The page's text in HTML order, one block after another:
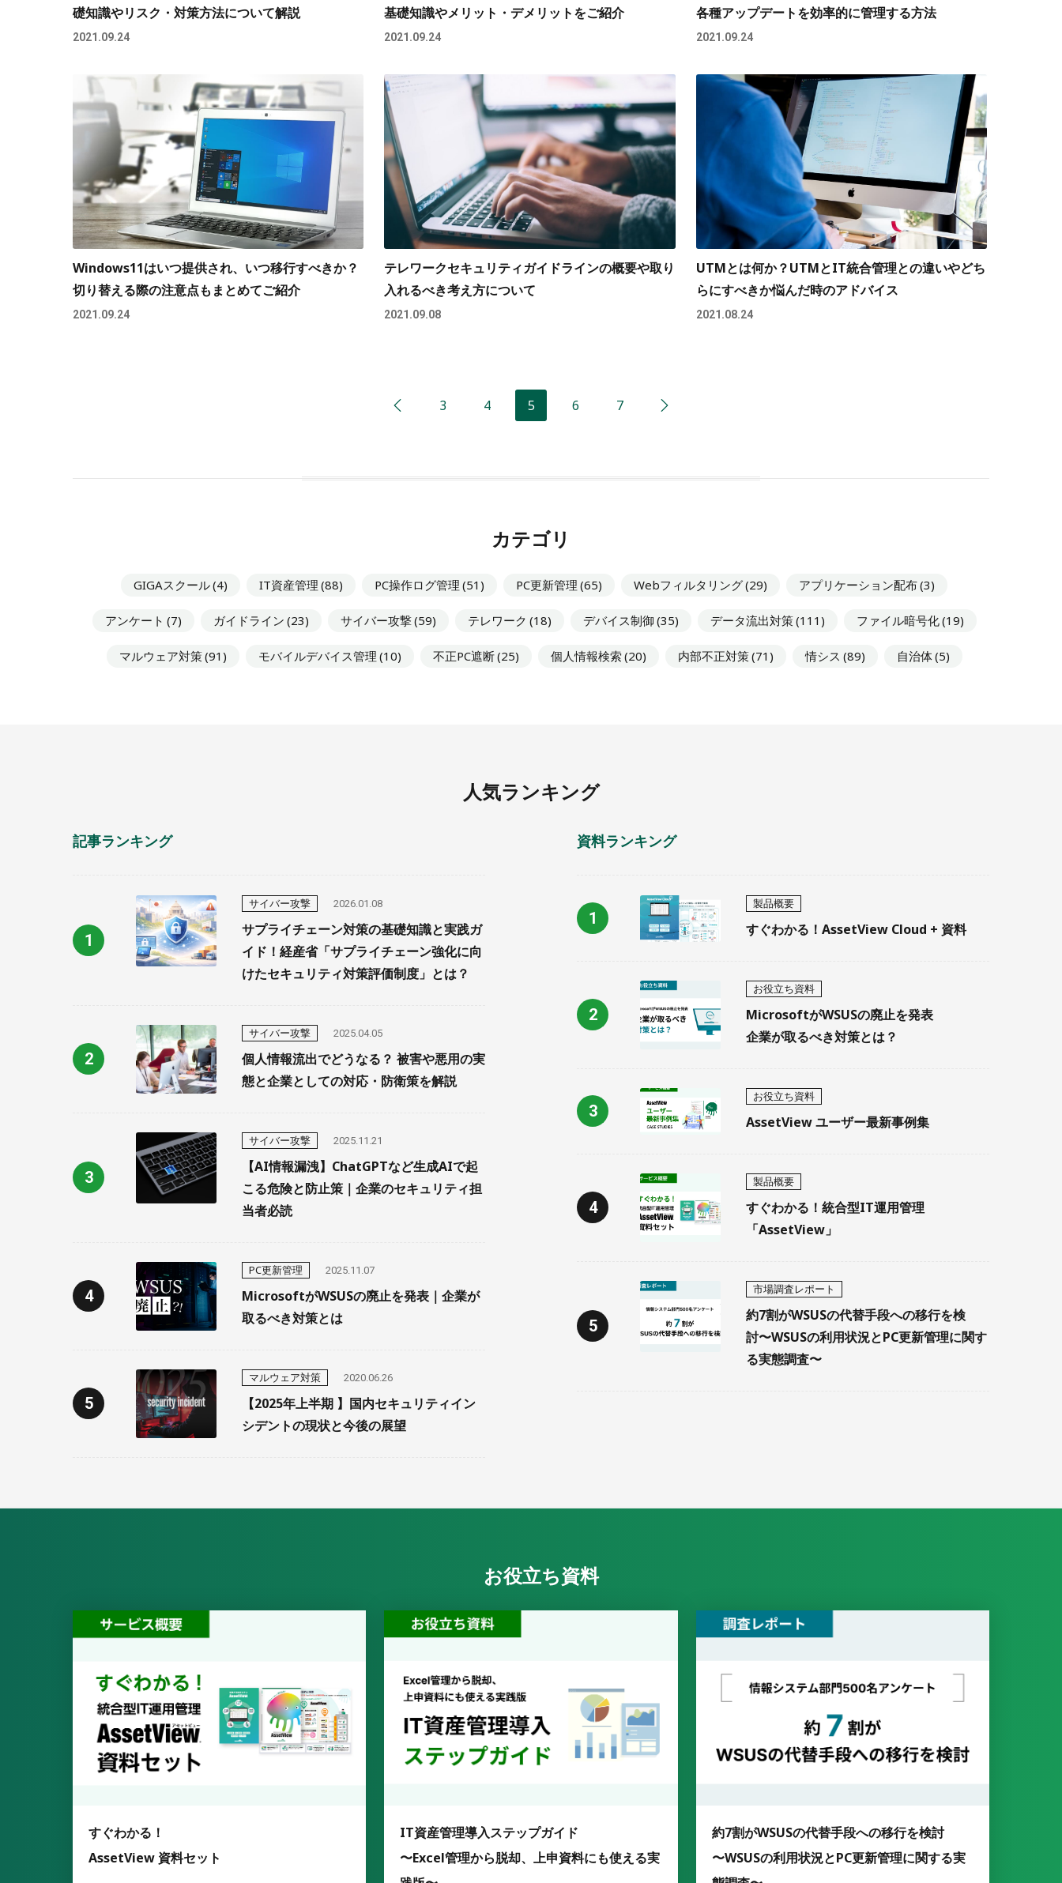
礎知識やリスク・対策方法について解説
2021.09.24
基礎知識やメリット・デメリットをご紹介
2021.09.24
各種アップデートを効率的に管理する方法
2021.09.24
Windows11はいつ提供され、いつ移行すべきか？
切り替える際の注意点もまとめてご紹介
2021.09.24
テレワークセキュリティガイドラインの概要や取り
入れるべき考え方について
2021.09.08
UTMとは何か？UTMとIT統合管理との違いやどち
らにすべきか悩んだ時のアドバイス
2021.08.24
3 4 5 6 7
カテゴリ
GIGAスクール(4) IT資産管理 (88) PC操作ログ管理 (51) PC更新管理 (65) Webフィルタリング(29) アプリケーション配布(3)
アンケート (7) ガイドライン (23) サイバー攻撃(59) テレワーク (18) デバイス制御 (35) データ流出対策(111) ファイル暗号化(19)
マルウェア対策(91) モバイルデバイス管理 (10) 不正PC遮断(25) 個人情報検索(20) 内部不正対策(71) 情シス (89) 自治体(5)
人気ランキング
記事ランキング
サイバー攻撃 2026.01.08
サプライチェーン対策の基礎知識と実践ガ
イド！経産省「サプライチェーン強化に向
けたセキュリティ対策評価制度」とは？
サイバー攻撃 2025.04.05
個人情報流出でどうなる？ 被害や悪用の実
態と企業としての対応・防衛策を解説
サイバー攻撃 2025.11.21
【AI情報漏洩】ChatGPTなど生成AIで起
こる危険と防止策｜企業のセキュリティ担
当者必読
PC更新管理 2025.11.07
MicrosoftがWSUSの廃止を発表｜企業が
取るべき対策とは
マルウェア対策 2020.06.26
【2025年上半期 】国内セキュリティイン
シデントの現状と今後の展望
資料ランキング
製品概要
すぐわかる！AssetView Cloud + 資料
お役立ち資料
MicrosoftがWSUSの廃止を発表
企業が取るべき対策とは？
お役立ち資料
AssetView ユーザー最新事例集
製品概要
すぐわかる！統合型IT運用管理
「AssetView」
市場調査レポート
約7割がWSUSの代替手段への移行を検
討〜WSUSの利用状況とPC更新管理に関す
る実態調査〜
お役立ち資料
すぐわかる！
AssetView 資料セット
IT資産管理導入ステップガイド
〜Excel管理から脱却、上申資料にも使える実
約7割がWSUSの代替手段への移行を検討
〜WSUSの利用状況とPC更新管理に関する実